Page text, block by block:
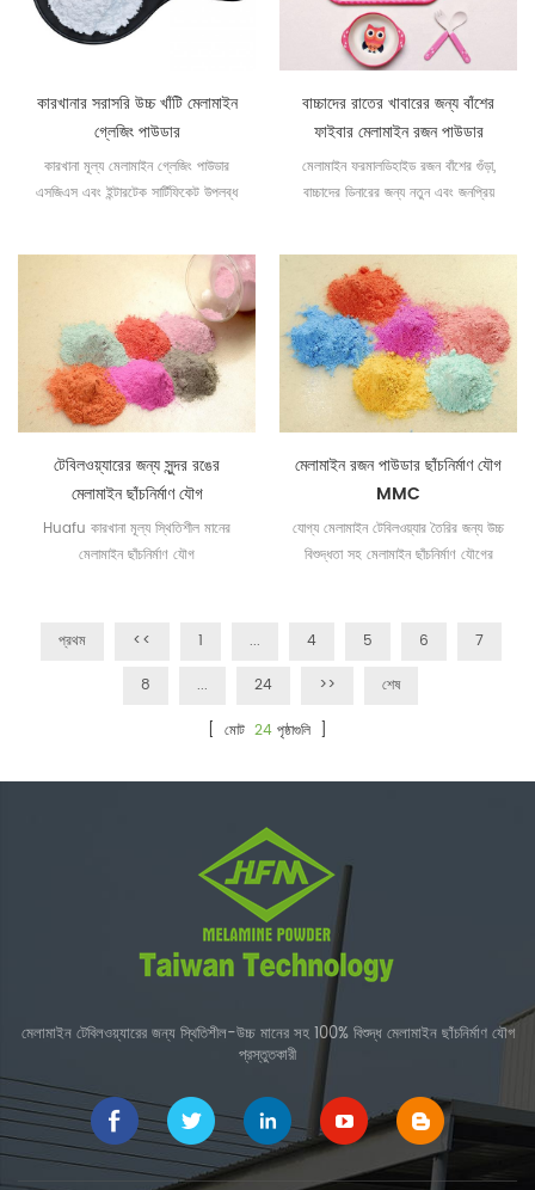
কারখানার সরাসরি উচ্চ খাঁটি মেলামাইন
গ্লেজিং পাউডার
কারখানা মূল্য মেলামাইন গ্লেজিং পাউডার
এসজিএস এবং ইন্টারটেক সার্টিফিকেট উপলব্ধ
বাচ্চাদের রাতের খাবারের জন্য বাঁশের
ফাইবার মেলামাইন রজন পাউডার
মেলামাইন ফরমালডিহাইড রজন বাঁশের গুঁড়া,
বাচ্চাদের ডিনারের জন্য নতুন এবং জনপ্রিয়
টেবিলওয়্যারের জন্য সুন্দর রঙের
মেলামাইন ছাঁচনির্মাণ যৌগ
Huafu কারখানা মূল্য স্থিতিশীল মানের
মেলামাইন ছাঁচনির্মাণ যৌগ
মেলামাইন রজন পাউডার ছাঁচনির্মাণ যৌগ
MMC
যোগ্য মেলামাইন টেবিলওয়্যার তৈরির জন্য উচ্চ
বিশুদ্ধতা সহ মেলামাইন ছাঁচনির্মাণ যৌগের
প্রথম << 1 ... 4 5 6
7
8
... 24 >>
শেষ
[ মোট 24 পৃষ্ঠাগুলি ]
মেলামাইন টেবিলওয়্যারের জন্য স্থিতিশীল-উচ্চ মানের সহ 100% বিশুদ্ধ মেলামাইন ছাঁচনির্মাণ যৌগ
প্রস্তুতকারী